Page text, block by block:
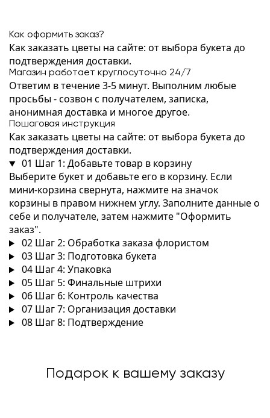
Как оформить заказ?
Как заказать цветы на сайте: от выбора букета до
подтверждения доставки.
Магазин работает круглосуточно 24/7
Ответим в течение 3-5 минут. Выполним любые
просьбы - созвон с получателем, записка,
анонимная доставка и многое другое.
Пошаговая инструкция
Как заказать цветы на сайте: от выбора букета до
подтверждения доставки.
01 Шаг 1: Добавьте товар в корзину
Выберите букет и добавьте его в корзину. Если
мини-корзина свернута, нажмите на значок
корзины в правом нижнем углу. Заполните данные о
себе и получателе, затем нажмите "Оформить
заказ".
02 Шаг 2: Обработка заказа флористом
03 Шаг 3: Подготовка букета
04 Шаг 4: Упаковка
05 Шаг 5: Финальные штрихи
06 Шаг 6: Контроль качества
07 Шаг 7: Организация доставки
08 Шаг 8: Подтверждение
Подарок к вашему заказу